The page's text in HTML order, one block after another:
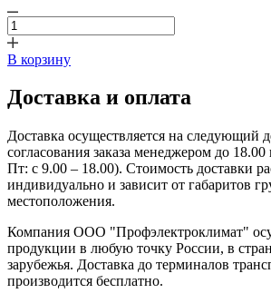
В корзину
Доставка и оплата
Доставка осуществляется на следующий
согласования заказа менеджером до
Пт: с 9.00 – 18.00). Стоимость доставки
индивидуально и зависит от габаритов
местоположения.
Компания ООО "Профэлектроклимат"
продукции в любую точку России, в
зарубежья. Доставка до терминалов
производится бесплатно.